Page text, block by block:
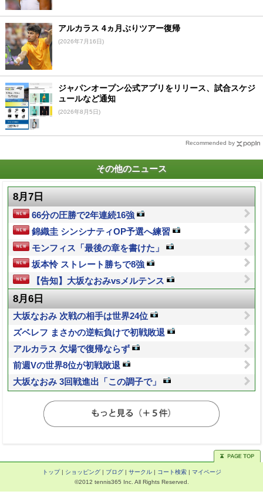
アルカラス 4ヵ月ぶりツアー復帰
(2026年7月16日)
ジャパンオープン公式アプリをリリース、試合スケジ
ュールなど通知
(2026年8月5日)
Recommended by
その他のニュース
8月7日
66分の圧勝で2年連続16強
錦織圭 シンシナティOP予選へ練習
モンフィス「最後の章を書けた」
坂本怜 ストレート勝ちで8強
【告知】大坂なおみvsメルテンス
8月6日
大坂なおみ 次戦の相手は世界24位
ズベレフ まさかの逆転負けで初戦敗退
アルカラス 欠場で復帰ならず
前週Vの世界8位が初戦敗退
大坂なおみ 3回戦進出「この調子で」
トップ| ショッピング| ブログ| サークル| コート検索| マイページ
©2012 tennis365 Inc. All Rights Reserved.